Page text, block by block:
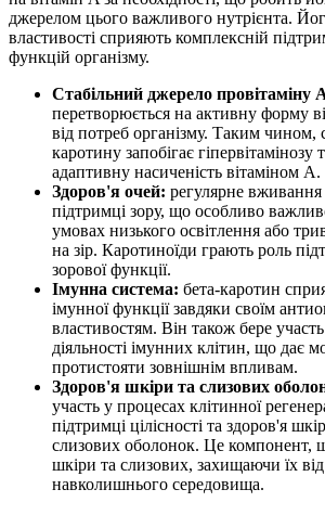
джерелом цього важливого нутрієнта.
властивості сприяють комплексній
функцій організму.
Стабільний джерело провітаміну
перетворюється на активну форму
від потреб організму. Таким чином,
каротину запобігає гіпервітамінозу
адаптивну насиченість вітаміном A.
Здоров'я очей: регулярне
підтримці зору, що особливо
умовах низького освітлення або
на зір. Каротиноїди грають роль
зорової функції.
Імунна система: бета-каротин
імунної функції завдяки своїм
властивостям. Він також бере
діяльності імунних клітин, що дає
протистояти зовнішнім впливам.
Здоров'я шкіри та слизових
участь у процесах клітинної
підтримці цілісності та здоров'я
слизових оболонок. Це компонент,
шкіри та слизових, захищаючи їх
навколишнього середовища.